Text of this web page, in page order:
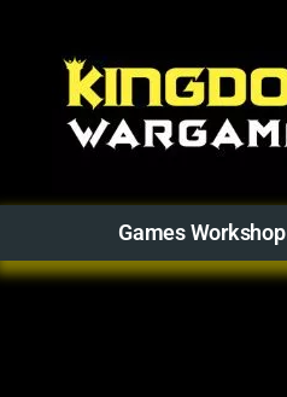
Games Workshop